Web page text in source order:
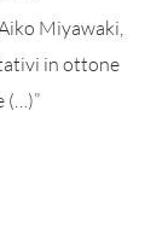
Miyawaki,
in ottone
(…)”